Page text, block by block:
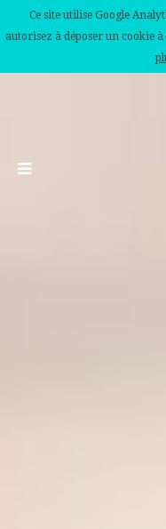
Ce site utilise Google
autorisez à déposer un cookie